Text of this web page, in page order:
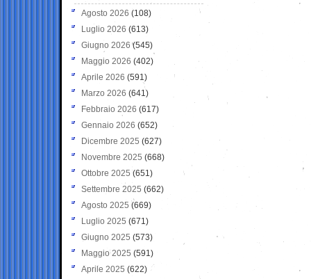
Agosto 2026 (108)
Luglio 2026 (613)
Giugno 2026 (545)
Maggio 2026 (402)
Aprile 2026 (591)
Marzo 2026 (641)
Febbraio 2026 (617)
Gennaio 2026 (652)
Dicembre 2025 (627)
Novembre 2025 (668)
Ottobre 2025 (651)
Settembre 2025 (662)
Agosto 2025 (669)
Luglio 2025 (671)
Giugno 2025 (573)
Maggio 2025 (591)
Aprile 2025 (622)